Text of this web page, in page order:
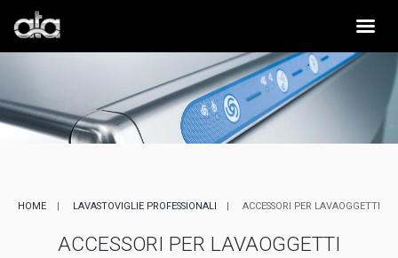
HOME LAVASTOVIGLIE PROFESSIONALI ACCESSORI PER LAVAOGGETTI
ACCESSORI PER LAVAOGGETTI